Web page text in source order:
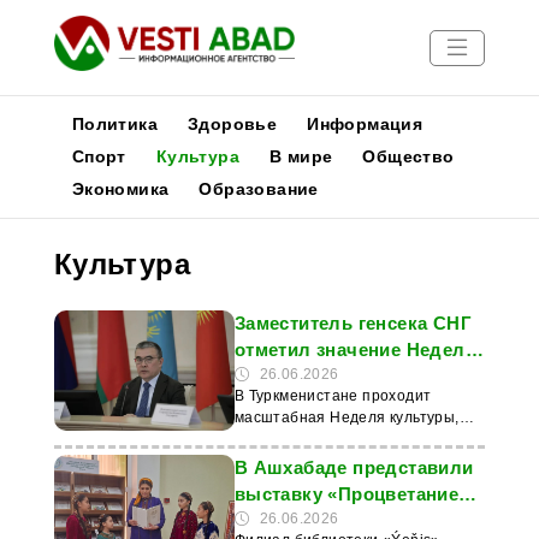
Новости
Медиа
Афиша
Политика Здоровье
Информация
Спорт
Культура В мире
Общество
Экономика
Образование
Культура
Заместитель генсека СНГ
отметил значение Недели
культуры в Туркменистане
26.06.2026
В Туркменистане проходит
масштабная Неделя культуры,
сферы культуры и искусства, а
также памятным датам,
связанным с творчеством
Махтумкули Фраги. В рамках
В Ашхабаде представили
выставку «Процветание
культуры и искусства»
26.06.2026